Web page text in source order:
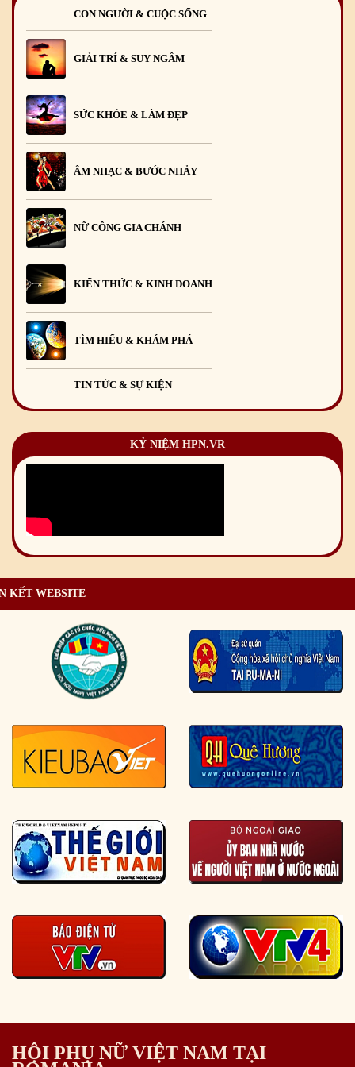
CON NGƯỜI & CUỘC SỐNG
GIẢI TRÍ & SUY NGẪM
SỨC KHỎE & LÀM ĐẸP
ÂM NHẠC & BƯỚC NHẢY
NỮ CÔNG GIA CHÁNH
KIẾN THỨC & KINH DOANH
TÌM HIỂU & KHÁM PHÁ
TIN TỨC & SỰ KIỆN
KỶ NIỆM HPN.VR
KẾT WEBSITE
HỘI PHỤ NỮ VIỆT NAM TẠI